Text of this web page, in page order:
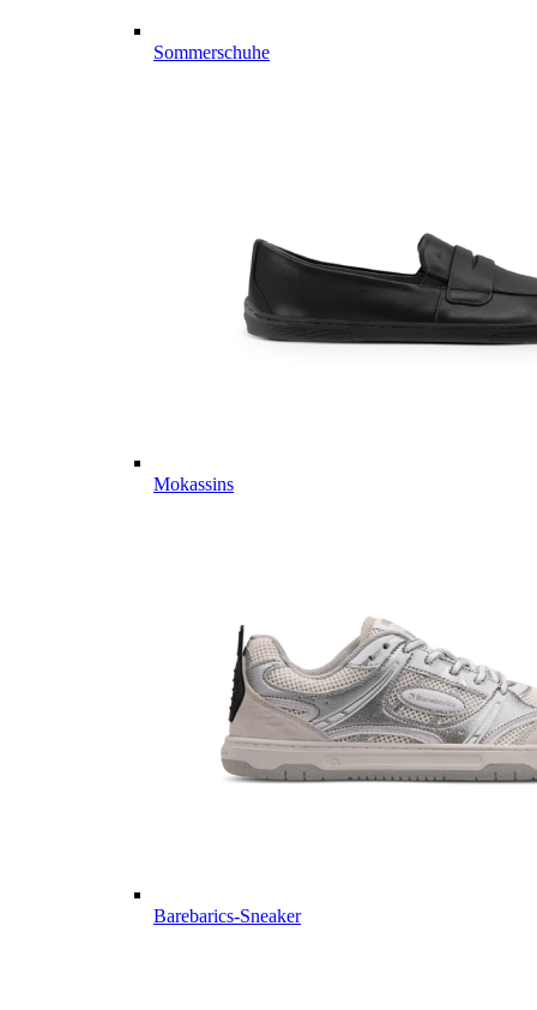
Sommerschuhe
Mokassins
Barebarics-Sneaker